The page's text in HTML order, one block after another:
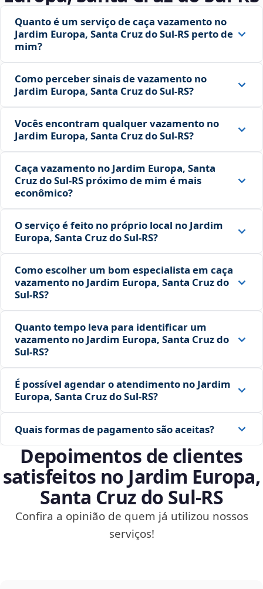
Quanto é um serviço de caça vazamento no
Jardim Europa, Santa Cruz do Sul‑RS perto de
mim?
Como perceber sinais de vazamento no
Jardim Europa, Santa Cruz do Sul‑RS?
Vocês encontram qualquer vazamento no
Jardim Europa, Santa Cruz do Sul‑RS?
Caça vazamento no Jardim Europa, Santa
Cruz do Sul‑RS próximo de mim é mais
econômico?
O serviço é feito no próprio local no Jardim
Europa, Santa Cruz do Sul‑RS?
Como escolher um bom especialista em caça
vazamento no Jardim Europa, Santa Cruz do
Sul‑RS?
Quanto tempo leva para identificar um
vazamento no Jardim Europa, Santa Cruz do
Sul‑RS?
É possível agendar o atendimento no Jardim
Europa, Santa Cruz do Sul‑RS?
Quais formas de pagamento são aceitas?
Depoimentos de clientes
satisfeitos no Jardim Europa,
Santa Cruz do Sul‑RS
Confira a opinião de quem já utilizou nossos
serviços!